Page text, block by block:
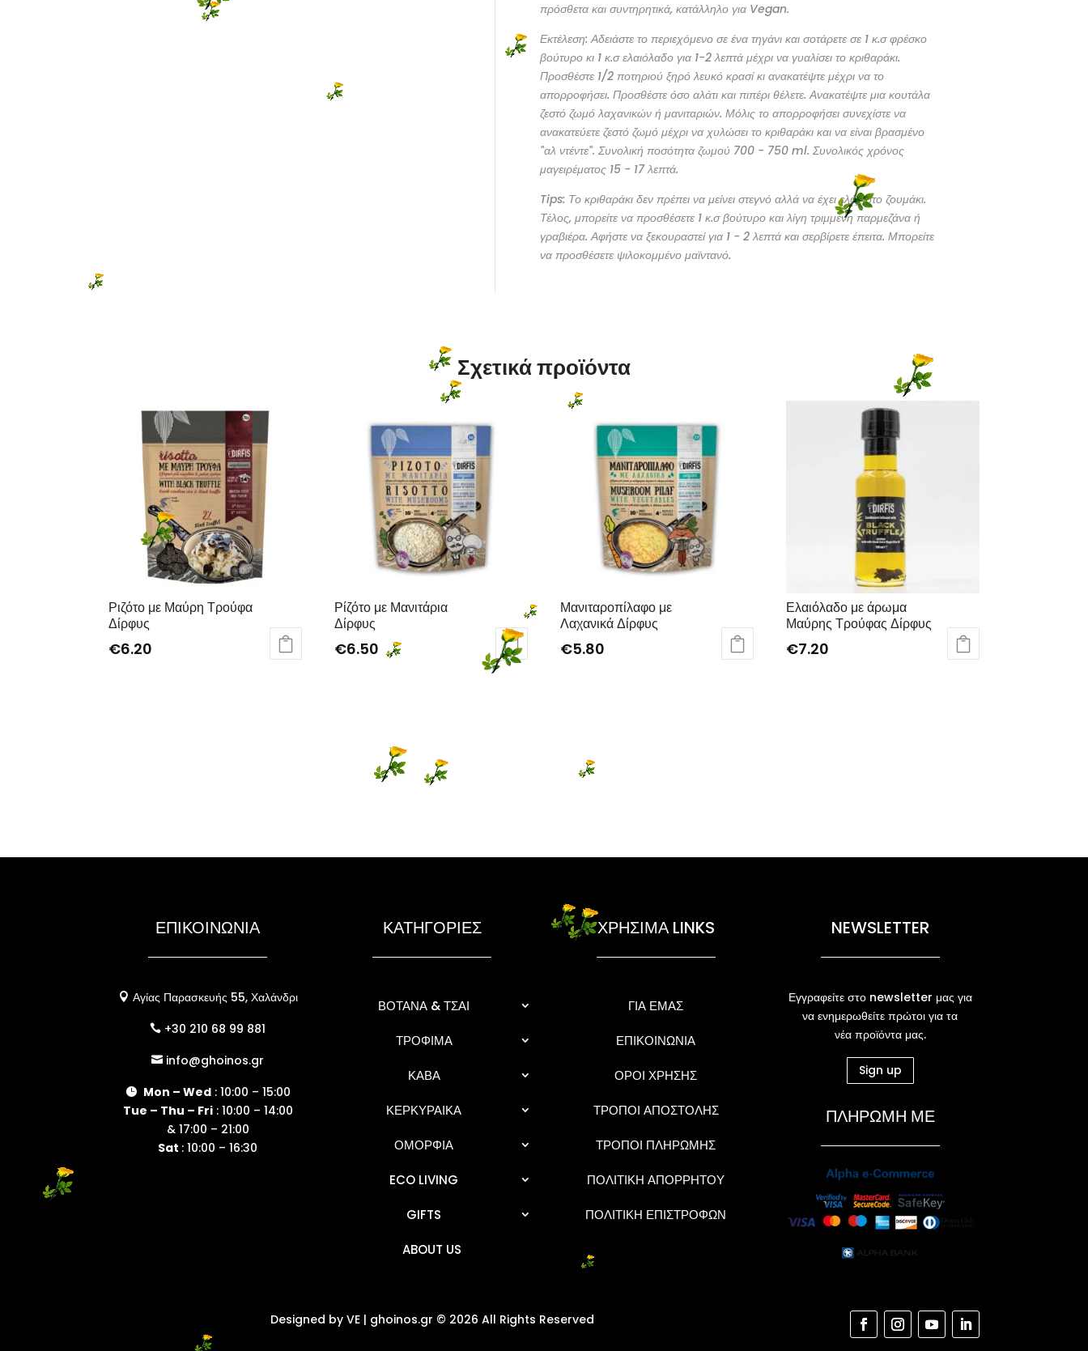
πρόσθετα και συντηρητικά, κατάλληλο για Vegan.
Εκτέλεση: Αδειάστε το περιεχόμενο σε ένα τηγάνι και σοτάρετε σε 1 κ.σ φρέσκο
βούτυρο κι 1 κ.σ ελαιόλαδο για 1-2 λεπτά μέχρι να γυαλίσει το κριθαράκι.
Προσθέστε 1/2 ποτηριού ξηρό λευκό κρασί κι ανακατέψτε μέχρι να το
απορροφήσει. Προσθέστε όσο αλάτι και πιπέρι θέλετε. Ανακατέψτε μια κουτάλα
ζεστό ζωμό λαχανικών ή μανιταριών. Μόλις το απορροφήσει συνεχίστε να
ανακατεύετε ζεστό ζωμό μέχρι να χυλώσει το κριθαράκι και να είναι βρασμένο
"αλ ντέντε". Συνολική ποσότητα ζωμού 700 - 750 ml. Συνολικός χρόνος
μαγειρέματος 15 - 17 λεπτά.
Tips: Το κριθαράκι δεν πρέπει να μείνει στεγνό αλλά να έχει ελάχιστο ζουμάκι.
Τέλος, μπορείτε να προσθέσετε 1 κ.σ βούτυρο και λίγη τριμμένη παρμεζάνα ή
γραβιέρα. Αφήστε να ξεκουραστεί για 1 - 2 λεπτά και σερβίρετε έπειτα. Μπορείτε
να προσθέσετε ψιλοκομμένο μαϊντανό.
Σχετικά προϊόντα
Ριζότο με Μαύρη Τρούφα
Δίρφυς
€6.20
Ρίζότο με Μανιτάρια
Δίρφυς
€6.50
Μανιταροπίλαφο με
Λαχανικά Δίρφυς
€5.80
Ελαιόλαδο με άρωμα
Μαύρης Τρούφας Δίρφυς
€7.20
ΕΠΙΚΟΙΝΩΝΙΑ
 Αγίας Παρασκευής 55, Χαλάνδρι
 +30 210 68 99 881
 info@ghoinos.gr
 Mon – Wed: 10:00 – 15:00
Tue – Thu – Fri: 10:00 – 14:00
& 17:00 – 21:00
Sat : 10:00 – 16:30
ΚΑΤΗΓΟΡΙΕΣ
ΒΟΤΑΝΑ & ΤΣΑΙ
ΤΡΟΦΙΜΑ
ΚΑΒΑ
ΚΕΡΚΥΡΑΙΚΑ
ΟΜΟΡΦΙΑ
ECO LIVING
GIFTS
ABOUT US
ΧΡΗΣΙΜΑ LINKS
ΓΙΑ ΕΜΑΣ
ΕΠΙΚΟΙΝΩΝΙΑ
ΟΡΟΙ ΧΡΗΣΗΣ
ΤΡΟΠΟΙ ΑΠΟΣΤΟΛΗΣ
ΤΡΟΠΟΙ ΠΛΗΡΩΜΗΣ
ΠΟΛΙΤΙΚΗ ΑΠΟΡΡΗΤΟΥ
ΠΟΛΙΤΙΚΗ ΕΠΙΣΤΡΟΦΩΝ
NEWSLETTER
Εγγραφείτε στο newsletter μας για
να ενημερωθείτε πρώτοι για τα
νέα προϊόντα μας.
Sign up
ΠΛΗΡΩΜΗ ΜΕ
Designed by VE| ghoinos.gr © 2026 All Rights Reserved